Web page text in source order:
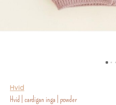
Hvid
Hvid | cardigan inga | powder